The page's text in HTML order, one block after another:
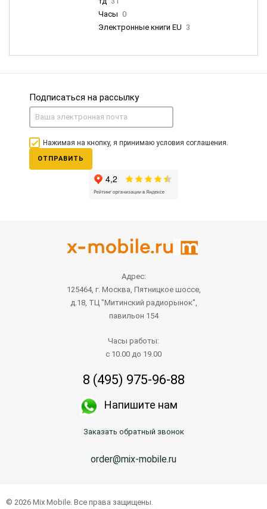
Часы 0
Электронные книги EU 3
Подписаться на рассылку
Нажимая на кнопку, я принимаю условия соглашения.
ОТПРАВИТЬ
Адрес:
125464, г. Москва, Пятницкое шоссе,
д.18, ТЦ "Митинский радиорынок",
павильон 154
Часы работы:
с 10.00 до 19.00
8 (495) 975-96-88
Напишите нам
Заказать обратный звонок
order@mix-mobile.ru
© 2026 Mix Mobile. Все права защищены.